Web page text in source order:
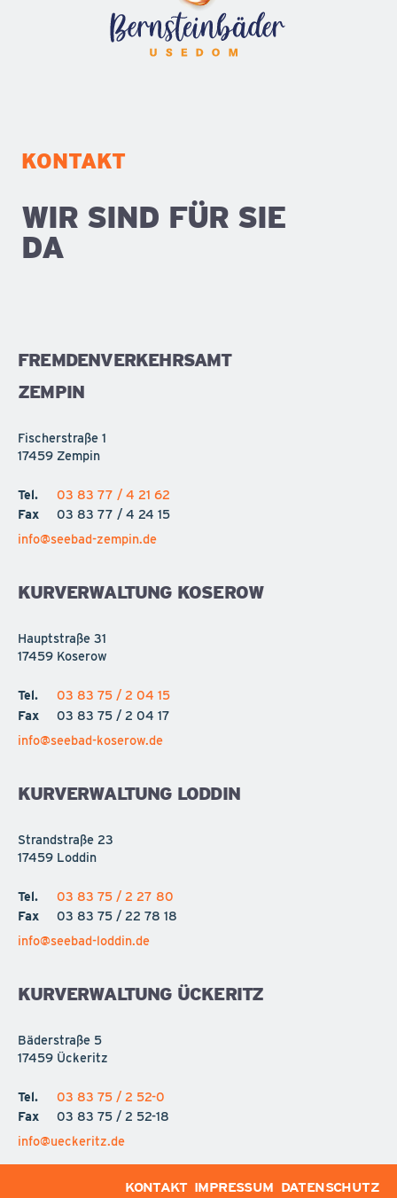
KONTAKT
WIR SIND FÜR SIE
DA
FREMDENVERKEHRSAMT
ZEMPIN
Fischerstraße 1
17459 Zempin
Tel.
03 83 77 / 4 21 62
Fax
03 83 77 / 4 24 15
info@seebad-zempin.de
KURVERWALTUNG KOSEROW
Hauptstraße 31
17459 Koserow
Tel.
03 83 75 / 2 04 15
Fax
03 83 75 / 2 04 17
info@seebad-koserow.de
KURVERWALTUNG LODDIN
Strandstraße 23
17459 Loddin
Tel.
03 83 75 / 2 27 80
Fax
03 83 75 / 22 78 18
info@seebad-loddin.de
KURVERWALTUNG ÜCKERITZ
Bäderstraße 5
17459 Ückeritz
Tel.
03 83 75 / 2 52-0
Fax
03 83 75 / 2 52-18
info@ueckeritz.de
KONTAKT IMPRESSUM DATENSCHUTZ